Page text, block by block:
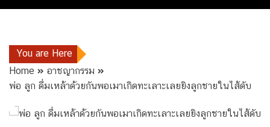
You are Here
Home
อาชญากรรม
พ่อ ลูก ดื่มเหล้าด้วยกันพอเมาเกิดทะเลาะเลยยิงลูกชายในไส้ดับ